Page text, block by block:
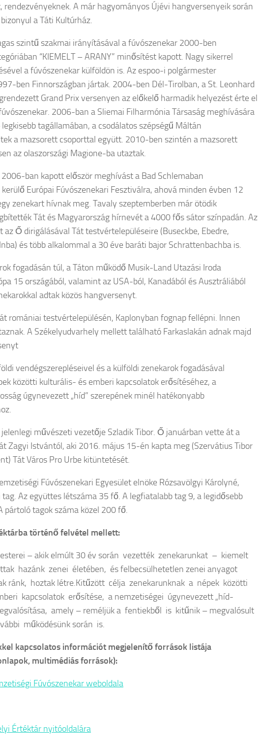
rendezvényeknek. A már hagyományos Újévi hangversenyeik során
a Táti Kultúrház.
szintű szakmai irányításával a fúvószenekar 2000-ben
“KIEMELT – ARANY” minősítést kapott. Nagy sikerrel
a fúvószenekar külföldön is. Az espoo-i polgármester
ben Finnországban jártak. 2004-ben Dél-Tirolban, a St. Leonhard
Grand Prix versenyen az előkelő harmadik helyezést érte el
2006-ban a Sliemai Filharmónia Társaság meghívására
tagállamában, a csodálatos szépségű Máltán
a mazsorett csoporttal együtt. 2010-ben szintén a mazsorett
az olaszországi Magione-ba utaztak.
ban kapott először meghívást a Bad Schlemaban
Európai Fúvószenekari Fesztiválra, ahová minden évben 12
zenekart hívnak meg. Tavaly szeptemberben már ötödik
Tát és Magyarország hírnevét a 4000 fős sátor színpadán. Az
Ő dirigálásával Tát testvértelepüléseire (Buseckbe, Ebedre,
és több alkalommal a 30 éve baráti bajor Schrattenbachba is.
fogadásán túl, a Táton működő Musik-Land Utazási Iroda
15 országából, valamint az USA-ból, Kanadából és Ausztráliából
adtak közös hangversenyt.
romániai testvértelepülésén, Kaplonyban fognap fellépni. Innen
A Székelyudvarhely mellett található Farkaslakán adnak majd
vendégszerepléseivel és a külföldi zenekarok fogadásával
közötti kulturális- és emberi kapcsolatok erősítéséhez, a
úgynevezett „híd” szerepének minél hatékonyabb
művészeti vezetője Szladik Tibor. Ő januárban vette át a
Zagyi Istvántól, aki 2016. május 15-én kapta meg (Szervátius Tibor
Tát Város Pro Urbe kitüntetését.
Fúvószenekari Egyesület elnöke Rózsavölgyi Károlyné,
Az együttes létszáma 35 fő. A legfiatalabb tag 9, a legidősebb
pártoló tagok száma közel 200 fő.
történő felvétel mellett:
– akik elmúlt 30 év során vezették zenekarunkat – kiemelt
hazánk zenei életében, és felbecsülhetetlen zenei anyagot
ránk, hoztak létre.Kitűzött célja zenekarunknak a népek közötti
kapcsolatok erősítése, a nemzetiségei úgynevezett „híd-
amely – reméljük a fentiekből is kitűnik – megvalósult
működésünk során is.
kapcsolatos információt megjelenítő források listája
multimédiás források):
Fúvószenekar weboldala
Értéktár nyitóoldalára